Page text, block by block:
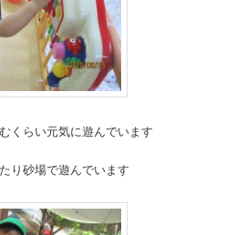
くらい元気に遊んでいます
り砂場で遊んでいます